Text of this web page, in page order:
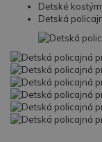
Detské
Detská